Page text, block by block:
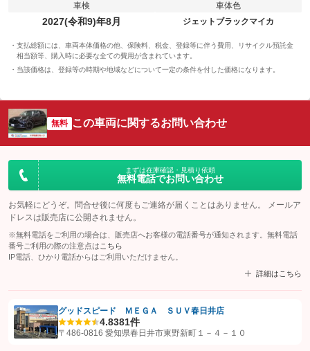
車検
2027(令和9)年8月
車体色
ジェットブラックマイカ
支払総額には、車両本体価格の他、保険料、税金、登録等に伴う費用、リサイクル預託金
相当額等、購入時に必要な全ての費用が含まれています。
当該価格は、登録等の時期や地域などについて一定の条件を付した価格になります。
無料 この車両に関するお問い合わせ
まずは在庫確認・見積り依頼
無料電話でお問い合わせ
お気軽にどうぞ。問合せ後に何度もご連絡が届くことはありません。 メールア
ドレスは販売店に公開されません。
※無料電話をご利用の場合は、販売店へお客様の電話番号が通知されます。無料電話
番号ご利用の際の注意点は こちら
IP電話、ひかり電話からはご利用いただけません。
詳細はこちら
【STEP1】認証画面でグーネットを友だち追加してから「許可する」ボタンを押
グッドスピード ＭＥＧＡ ＳＵＶ春日井店
4.8381件
〒486-0816 愛知県春日井市東野新町１－４－１０